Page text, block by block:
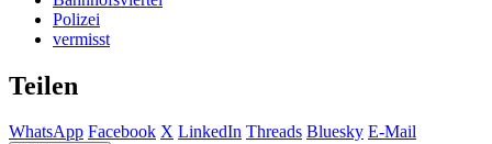
Polizei
vermisst
Teilen
WhatsApp Facebook X LinkedIn Threads Bluesky E-Mail